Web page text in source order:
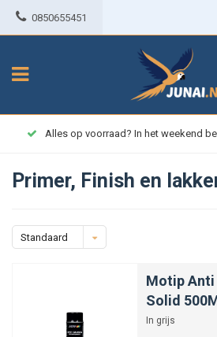
0850655451
Alles op voorraad? In het weekend
Primer, Finish en
Standaard
Motip Anti
Solid
In grijs